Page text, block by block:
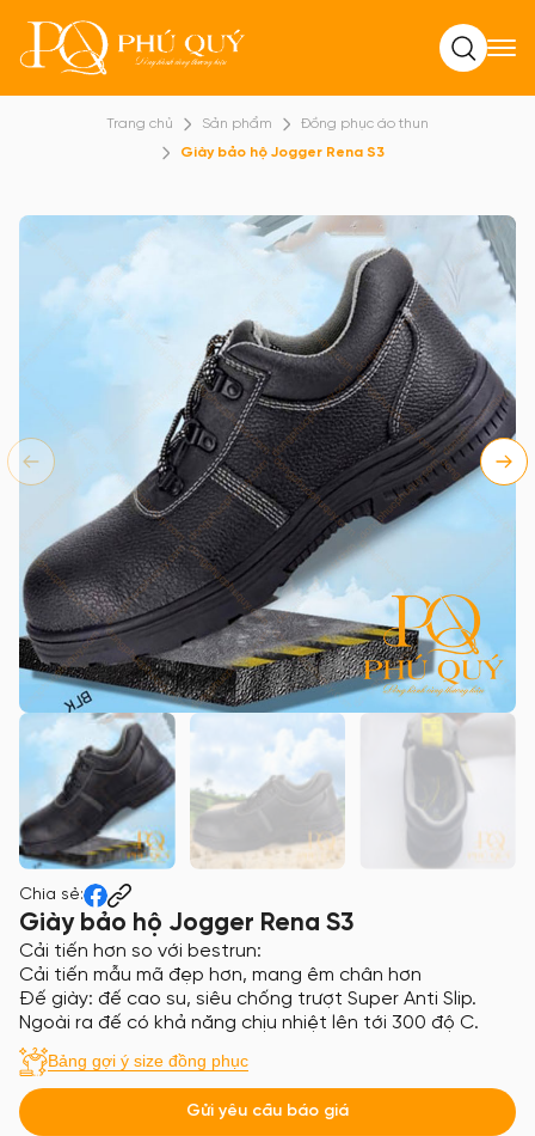
Tìm kiếm
Trang chủ Sản phẩm
Đồng phục áo thun
Giày bảo hộ Jogger Rena S3
Chia sẻ:
Giày bảo hộ Jogger Rena S3
Cải tiến hơn so với bestrun:
Cải tiến mẫu mã đẹp hơn, mang êm chân hơn
Đế giày: đế cao su, siêu chống trượt Super Anti Slip.
Ngoài ra đế có khả năng chịu nhiệt lên tới 300 độ C.
Bảng gợi ý size đồng phục
Gửi yêu cầu báo giá